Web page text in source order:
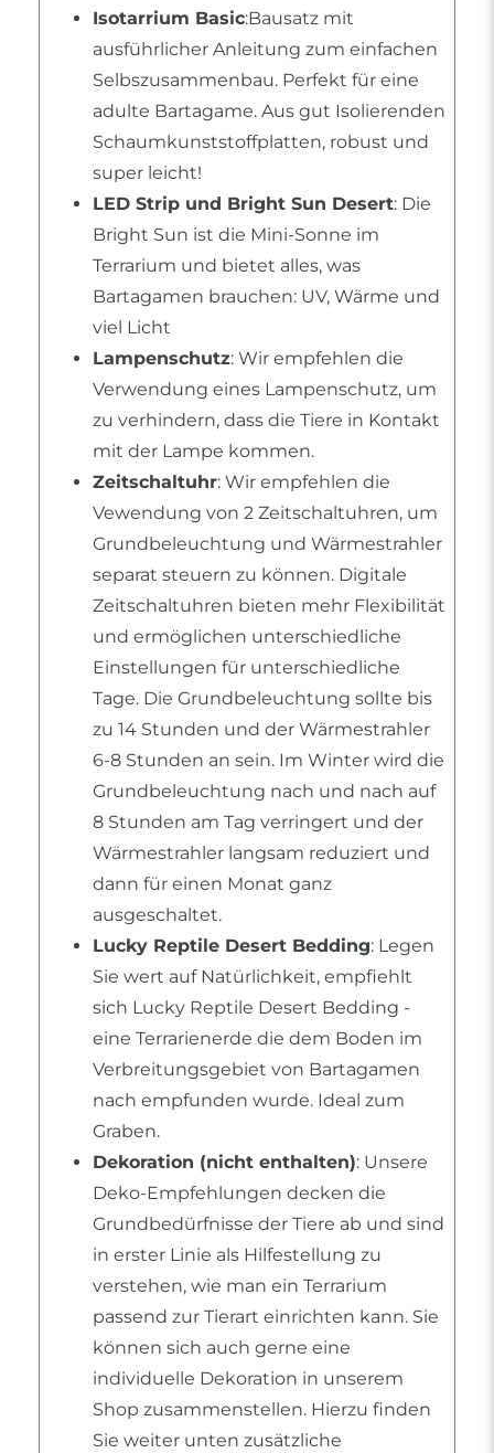
Isotarrium Basic:Bausatz mit
ausführlicher Anleitung zum einfachen
Selbszusammenbau. Perfekt für eine
adulte Bartagame. Aus gut Isolierenden
Schaumkunststoffplatten, robust und
super leicht!
LED Strip und Bright Sun Desert: Die
Bright Sun ist die Mini-Sonne im
Terrarium und bietet alles, was
Bartagamen brauchen: UV, Wärme und
viel Licht
Lampenschutz: Wir empfehlen die
Verwendung eines Lampenschutz, um
zu verhindern, dass die Tiere in Kontakt
mit der Lampe kommen.
Zeitschaltuhr: Wir empfehlen die
Vewendung von 2 Zeitschaltuhren, um
Grundbeleuchtung und Wärmestrahler
separat steuern zu können. Digitale
Zeitschaltuhren bieten mehr Flexibilität
und ermöglichen unterschiedliche
Einstellungen für unterschiedliche
Tage. Die Grundbeleuchtung sollte bis
zu 14 Stunden und der Wärmestrahler
6-8 Stunden an sein. Im Winter wird die
Grundbeleuchtung nach und nach auf
8 Stunden am Tag verringert und der
Wärmestrahler langsam reduziert und
dann für einen Monat ganz
ausgeschaltet.
Lucky Reptile Desert Bedding: Legen
Sie wert auf Natürlichkeit, empfiehlt
sich Lucky Reptile Desert Bedding -
eine Terrarienerde die dem Boden im
Verbreitungsgebiet von Bartagamen
nach empfunden wurde. Ideal zum
Graben.
Dekoration (nicht enthalten): Unsere
Deko-Empfehlungen decken die
Grundbedürfnisse der Tiere ab und sind
in erster Linie als Hilfestellung zu
verstehen, wie man ein Terrarium
passend zur Tierart einrichten kann. Sie
können sich auch gerne eine
individuelle Dekoration in unserem
Shop zusammenstellen. Hierzu finden
Sie weiter unten zusätzliche